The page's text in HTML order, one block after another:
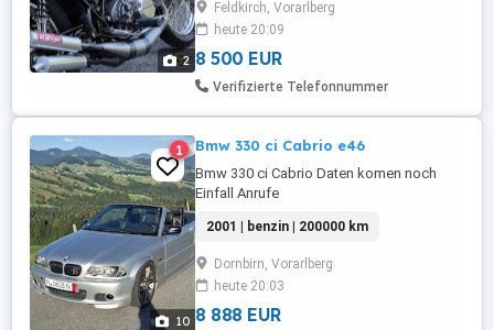
2
Auspuffanlage Typisierung und
eingetragen.
Feldkirch, Vorarlberg
heute 20:09
8 500 EUR
Verifizierte Telefonnummer
10
1 Bmw 330 ci Cabrio e46
Bmw 330 ci Cabrio Daten komen noch
Einfall Anrufe
2001 | benzin | 200000 km
Dornbirn, Vorarlberg
heute 20:03
8 888 EUR